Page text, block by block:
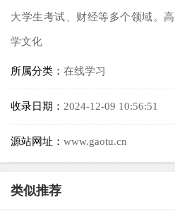
大学生考试、财经等多个领域。
学文化
所属分类： 在线学习
收录日期： 2024-12-09 10:56:51
源站网址： www.gaotu.cn
类似推荐